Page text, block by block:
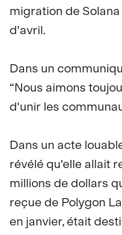
migration de
d'avril.
Dans un
“Nous aimons
d'unir les
Dans un acte
révélé qu'elle allait
millions de dollars
reçue de Polygon
en janvier, était